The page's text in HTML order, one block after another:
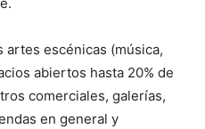
artes escénicas (música,
abiertos hasta 20% de
comerciales, galerías,
en general y